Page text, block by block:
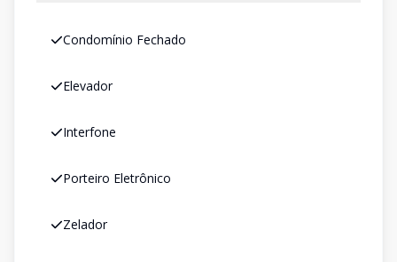
Condomínio Fechado
Elevador
Interfone
Porteiro Eletrônico
Zelador